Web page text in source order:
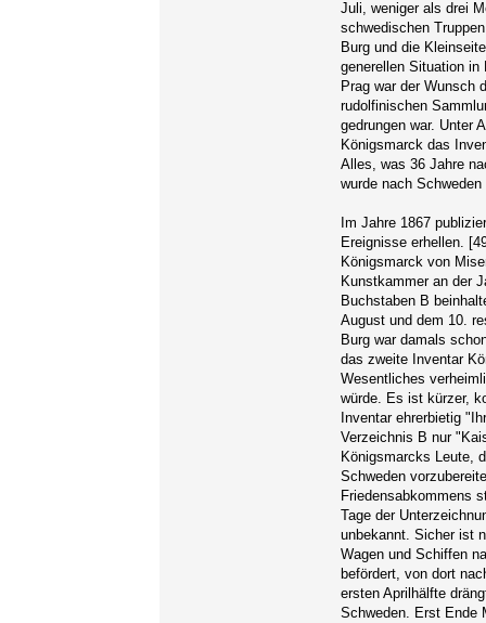
Juli, weniger als drei
schwedischen
Burg und die
generellen Situation
Prag war der Wunsch
rudolfinischen
gedrungen war. Unter
Königsmarck das
Alles, was 36 Jahre
wurde nach
Im Jahre 1867
Ereignisse erhellen.
Königsmarck von
Kunstkammer an der
Buchstaben B
August und dem 10.
Burg war damals
das zweite Inventar
Wesentliches
würde. Es ist kürzer,
Inventar ehrerbietig
Verzeichnis B nur
Königsmarcks Leute,
Schweden
Friedensabkommens
Tage der
unbekannt. Sicher ist
Wagen und Schiffen
befördert, von dort
ersten Aprilhälfte
Schweden. Erst Ende